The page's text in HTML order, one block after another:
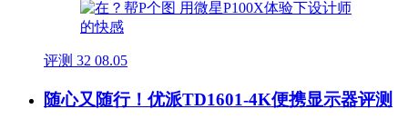
评测 32 08.05
随心又随行！优派TD1601-4K便携显示器评测